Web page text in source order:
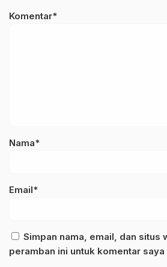
Komentar*
Nama*
Email*
Simpan nama, email, dan situs
peramban ini untuk komentar